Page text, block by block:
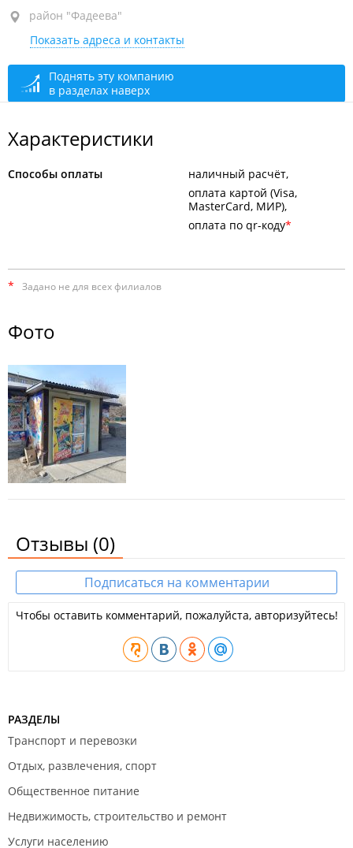
район "Фадеева", ул. Воропаева, 11 стр. 2
круглосуточно
район "Фадеева"
Показать адреса и контакты
Поднять эту компанию
в разделах наверх
Характеристики
Способы оплаты
наличный расчёт
оплата картой (Visa,
MasterCard, МИР)
оплата по qr-коду
* Задано не для всех филиалов
Фото
Отзывы (0)
Подписаться на комментарии
Чтобы оставить комментарий, пожалуйста, авторизуйтесь!
РАЗДЕЛЫ
Транспорт и перевозки
Отдых, развлечения, спорт
Общественное питание
Недвижимость, строительство и ремонт
Услуги населению